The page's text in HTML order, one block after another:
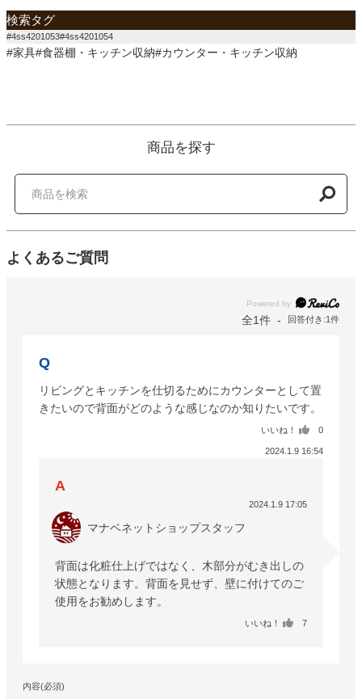
検索タグ
#4ss4201053#4ss4201054
#家具#食器棚・キッチン収納#カウンター・キッチン収納
商品を探す
よくあるご質問
Powered by
全1件 回答付き:1件
リビングとキッチンを仕切るためにカウンターとして置
きたいので背面がどのような感じなのか知りたいです。
いいね！ 0
2024.1.9 16:54
2024.1.9 17:05
マナベネットショップスタッフ
背面は化粧仕上げではなく、木部分がむき出しの
状態となります。背面を見せず、壁に付けてのご
使用をお勧めします。
いいね！ 7
内容(必須)